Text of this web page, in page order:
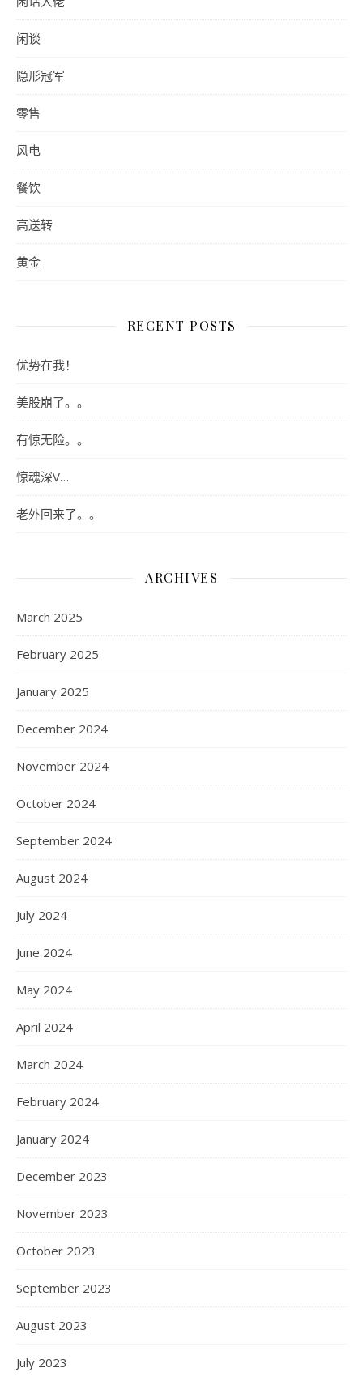
闲谈
隐形冠军
零售
风电
餐饮
高送转
黄金
RECENT POSTS
优势在我！
美股崩了。。
有惊无险。。
惊魂深V…
老外回来了。。
ARCHIVES
March 2025
February 2025
January 2025
December 2024
November 2024
October 2024
September 2024
August 2024
July 2024
June 2024
May 2024
April 2024
March 2024
February 2024
January 2024
December 2023
November 2023
October 2023
September 2023
August 2023
July 2023